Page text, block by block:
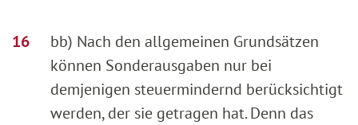
bb) Nach den allgemeinen Grundsätzen
können Sonderausgaben nur bei
demjenigen steuermindernd berücksichtigt
werden, der sie getragen hat. Denn das